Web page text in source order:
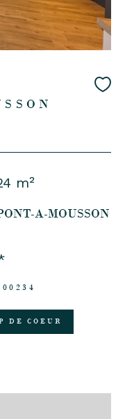
m²
A-MOUSSON
DE COEUR